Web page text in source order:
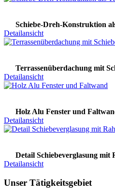
Schiebe-Dreh-Konstruktion
Detailansicht
Terrassenüberdachung mit
Detailansicht
Holz Alu Fenster und
Detailansicht
Detail Schiebeverglasung mit
Detailansicht
Unser Tätigkeitsgebiet